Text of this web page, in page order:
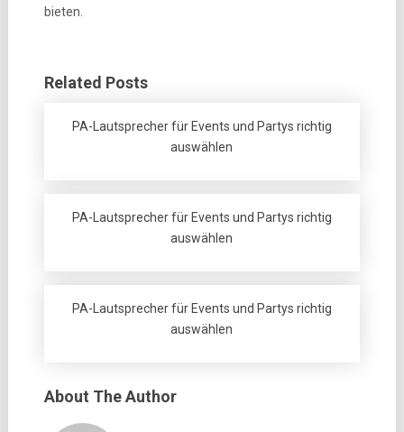
bieten.
Related Posts
PA-Lautsprecher für Events und Partys richtig
auswählen
PA-Lautsprecher für Events und Partys richtig
auswählen
PA-Lautsprecher für Events und Partys richtig
auswählen
About The Author